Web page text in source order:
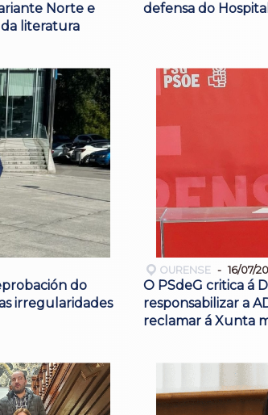
Norte e
literatura
defensa do
do
irregularidades
OURENSE 16/07/
O PSdeG critica á
responsabilizar a
reclamar á Xunta